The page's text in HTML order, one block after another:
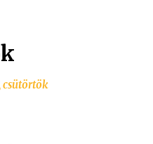
csütörtök